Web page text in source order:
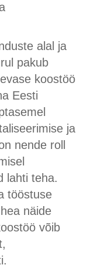
alal ja
pakub
koostöö
Eesti
ja
nende roll
lahti teha.
tööstuse
näide
võib